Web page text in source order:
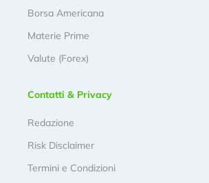
Borsa Americana
Materie Prime
Valute (Forex)
Contatti & Privacy
Redazione
Risk Disclaimer
Termini e Condizioni